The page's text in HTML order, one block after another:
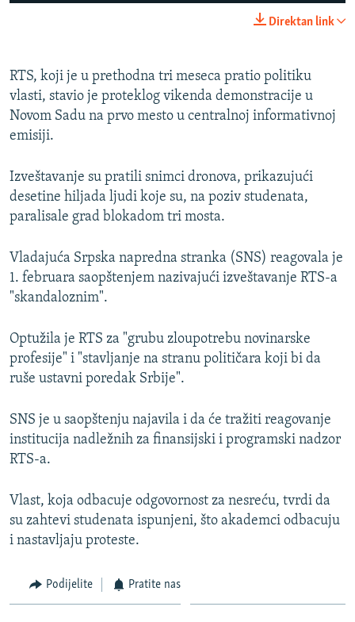
720p 1080p
480p
720p
1080p
Direktan link
RTS, koji je u prethodna tri meseca pratio politiku
vlasti, stavio je proteklog vikenda demonstracije u
Novom Sadu na prvo mesto u centralnoj informativnoj
emisiji.
Izveštavanje su pratili snimci dronova, prikazujući
desetine hiljada ljudi koje su, na poziv studenata,
paralisale grad blokadom tri mosta.
Vladajuća Srpska napredna stranka (SNS) reagovala je
1. februara saopštenjem nazivajući izveštavanje RTS-a
"skandaloznim".
Optužila je RTS za "grubu zloupotrebu novinarske
profesije" i "stavljanje na stranu političara koji bi da
ruše ustavni poredak Srbije".
SNS je u saopštenju najavila i da će tražiti reagovanje
institucija nadležnih za finansijski i programski nadzor
RTS-a.
Vlast, koja odbacuje odgovornost za nesreću, tvrdi da
su zahtevi studenata ispunjeni, što akademci odbacuju
i nastavljaju proteste.
Podijelite Pratite nas